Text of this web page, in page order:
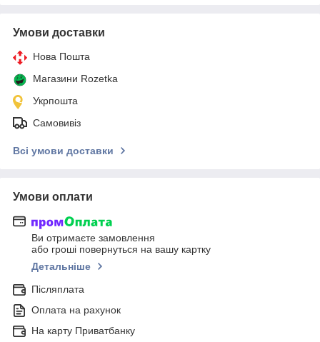
Умови доставки
Нова Пошта
Магазини Rozetka
Укрпошта
Самовивіз
Всі умови доставки
Умови оплати
Ви отримаєте замовлення
або гроші повернуться на вашу картку
Детальніше
Післяплата
Оплата на рахунок
На карту Приватбанку